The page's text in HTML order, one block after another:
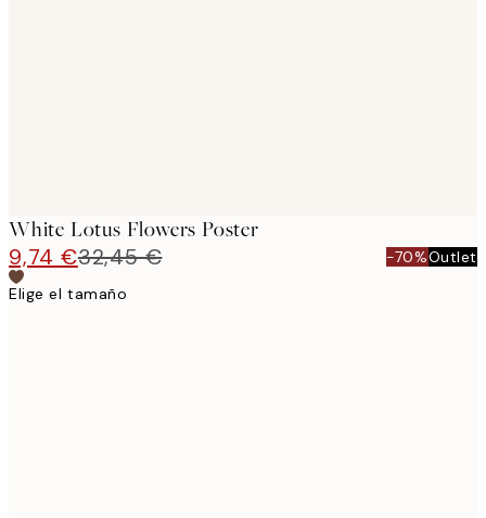
White Lotus Flowers Poster
9,74 €32,45 € -70%Outlet
Elige el tamaño